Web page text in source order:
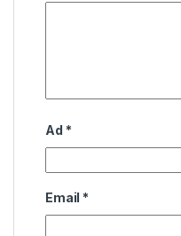
Ad *
Email *